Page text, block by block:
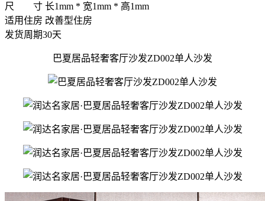
尺 寸 长1mm * 宽1mm * 高1mm
适用住房 改善型住房
发货周期30天
巴夏居品轻奢客厅沙发ZD002单人沙发